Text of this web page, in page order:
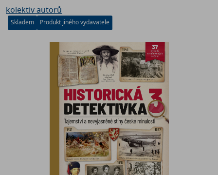
kolektiv autorů
Skladem Produkt jiného vydavatele